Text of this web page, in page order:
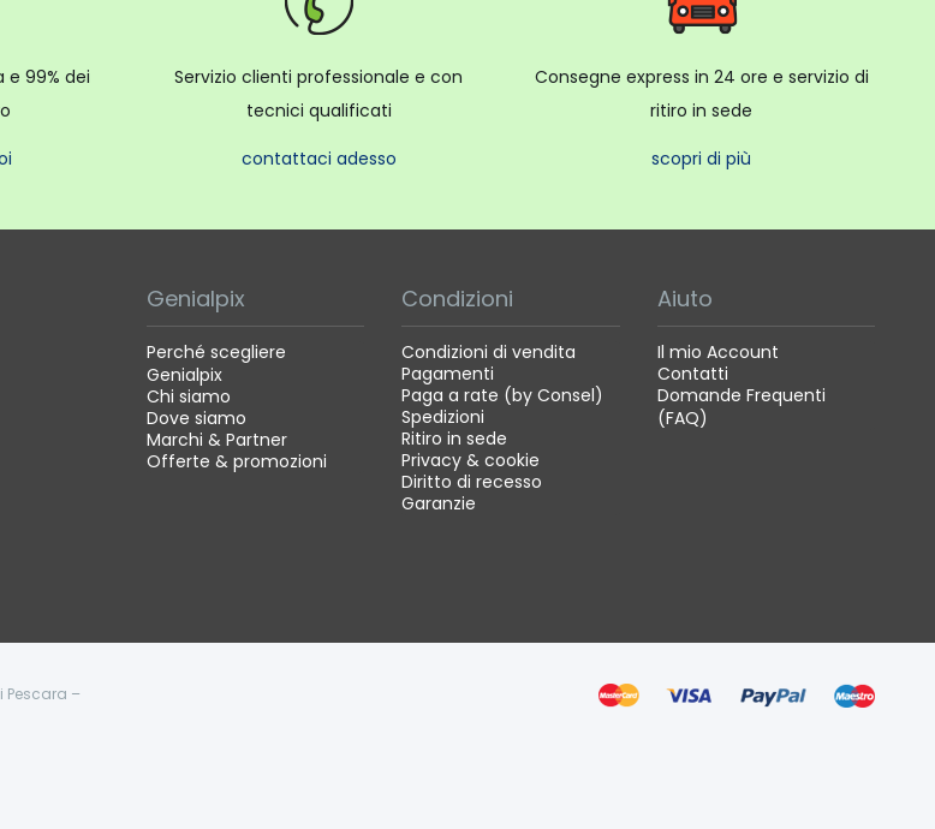
e 99% dei
Servizio clienti professionale e con
tecnici qualificati
contattaci adesso
Consegne express in 24 ore e servizio di
ritiro in sede
scopri di più
Genialpix
Perché scegliere
Genialpix
Chi siamo
Dove siamo
Marchi & Partner
Offerte & promozioni
Condizioni
Condizioni di vendita
Pagamenti
Paga a rate (by Consel)
Spedizioni
Ritiro in sede
Privacy & cookie
Diritto di recesso
Garanzie
Aiuto
Il mio Account
Contatti
Domande Frequenti
(FAQ)
Pescara –